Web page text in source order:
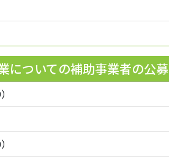
ついての補助事業者の公募